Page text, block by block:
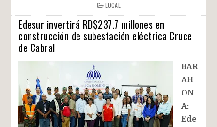
LOCAL
Edesur invertirá RD$237.7 millones en
construcción de subestación eléctrica Cruce
de Cabral
BAR
AH
ON
A:
Ede